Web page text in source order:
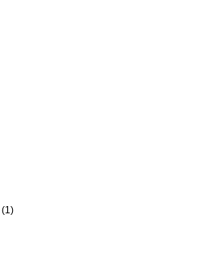
(1)